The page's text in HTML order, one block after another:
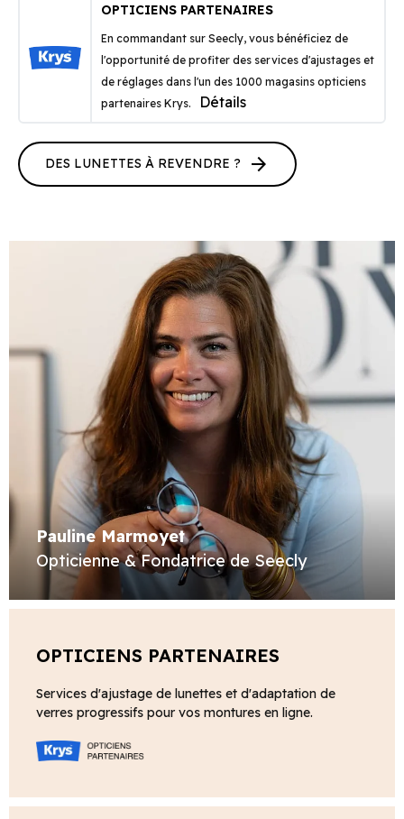
OPTICIENS PARTENAIRES
En commandant sur Seecly, vous bénéficiez de
l'opportunité de profiter des services d'ajustages et
de réglages dans l'un des 1000 magasins opticiens
partenaires Krys.
Détails
DES LUNETTES À REVENDRE ? arrow_forward
Pauline Marmoyet
Opticienne & Fondatrice de Seecly
OPTICIENS PARTENAIRES
Services d'ajustage de lunettes et d'adaptation de
verres progressifs pour vos montures en ligne.